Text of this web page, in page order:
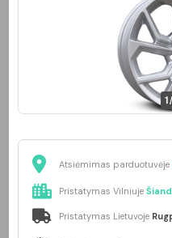
1 /
Atsiėmimas parduotuvėje
Pristatymas Vilniuje
Pristatymas Lietuvoje